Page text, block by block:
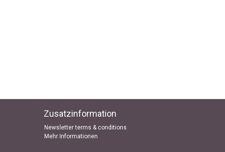
Zusatzinformation
Newsletter terms & conditions
Mehr Informationen